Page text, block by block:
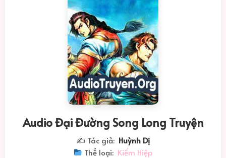
Audio Đại Đường Song Long Truyện
✍️ Tác giả: Huỳnh Dị
Thể loại: Kiếm Hiệp